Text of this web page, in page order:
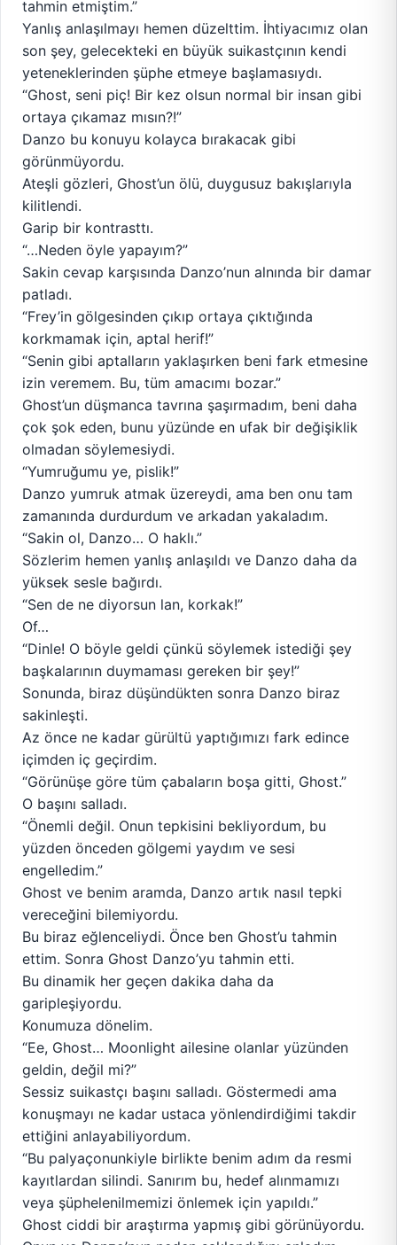
tahmin etmiştim.”
Yanlış anlaşılmayı hemen düzelttim. İhtiyacımız olan
son şey, gelecekteki en büyük suikastçının kendi
yeteneklerinden şüphe etmeye başlamasıydı.
“Ghost, seni piç! Bir kez olsun normal bir insan gibi
ortaya çıkamaz mısın?!”
Danzo bu konuyu kolayca bırakacak gibi
görünmüyordu.
Ateşli gözleri, Ghost’un ölü, duygusuz bakışlarıyla
kilitlendi.
Garip bir kontrasttı.
“…Neden öyle yapayım?”
Sakin cevap karşısında Danzo’nun alnında bir damar
patladı.
“Frey’in gölgesinden çıkıp ortaya çıktığında
korkmamak için, aptal herif!”
“Senin gibi aptalların yaklaşırken beni fark etmesine
izin veremem. Bu, tüm amacımı bozar.”
Ghost’un düşmanca tavrına şaşırmadım, beni daha
çok şok eden, bunu yüzünde en ufak bir değişiklik
olmadan söylemesiydi.
“Yumruğumu ye, pislik!”
Danzo yumruk atmak üzereydi, ama ben onu tam
zamanında durdurdum ve arkadan yakaladım.
“Sakin ol, Danzo… O haklı.”
Sözlerim hemen yanlış anlaşıldı ve Danzo daha da
yüksek sesle bağırdı.
“Sen de ne diyorsun lan, korkak!”
Of…
“Dinle! O böyle geldi çünkü söylemek istediği şey
başkalarının duymaması gereken bir şey!”
Sonunda, biraz düşündükten sonra Danzo biraz
sakinleşti.
Az önce ne kadar gürültü yaptığımızı fark edince
içimden iç geçirdim.
“Görünüşe göre tüm çabaların boşa gitti, Ghost.”
O başını salladı.
“Önemli değil. Onun tepkisini bekliyordum, bu
yüzden önceden gölgemi yaydım ve sesi
engelledim.”
Ghost ve benim aramda, Danzo artık nasıl tepki
vereceğini bilemiyordu.
Bu biraz eğlenceliydi. Önce ben Ghost’u tahmin
ettim. Sonra Ghost Danzo’yu tahmin etti.
Bu dinamik her geçen dakika daha da
garipleşiyordu.
Konumuza dönelim.
“Ee, Ghost… Moonlight ailesine olanlar yüzünden
geldin, değil mi?”
Sessiz suikastçı başını salladı. Göstermedi ama
konuşmayı ne kadar ustaca yönlendirdiğimi takdir
ettiğini anlayabiliyordum.
“Bu palyaçonunkiyle birlikte benim adım da resmi
kayıtlardan silindi. Sanırım bu, hedef alınmamızı
veya şüphelenilmemizi önlemek için yapıldı.”
Ghost ciddi bir araştırma yapmış gibi görünüyordu.